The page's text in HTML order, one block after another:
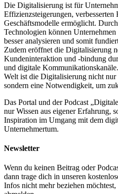
Die Digitalisierung ist für
Effizienzsteigerungen,
Geschäftsmodelle ermöglicht.
Technologien können
besser analysieren und somit
Zudem eröffnet die Digitalisierung
Kundeninteraktion und -bindung
und digitale
Welt ist die Digitalisierung nicht
sondern eine Notwendigkeit, um
Das Portal und der Podcast
nur Wissen aus eigener Erfahrung,
Inspiration im Umgang mit dem
Unternehmertum.
Newsletter
Wenn du keinen Beitrag oder
dann trage dich in unseren
Infos nicht mehr beziehen